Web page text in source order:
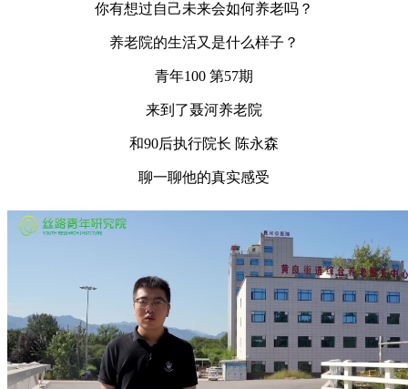
你有想过自己未来会如何养老吗？
养老院的生活又是什么样子？
青年100 第57期
来到了聂河养老院
和90后执行院长 陈永森
聊一聊他的真实感受